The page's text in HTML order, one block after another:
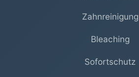
Zahnreinigung
Bleaching
Sofortschutz